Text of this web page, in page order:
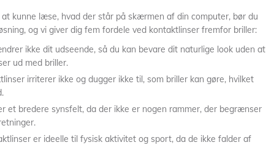
kunne læse, hvad der står på skærmen af din computer, bør du
og vi giver dig fem fordele ved kontaktlinser fremfor briller:
ikke dit udseende, så du kan bevare dit naturlige look uden at
ud med briller.
irriterer ikke og dugger ikke til, som briller kan gøre, hvilket
et bredere synsfelt, da der ikke er nogen rammer, der begrænser
er ideelle til fysisk aktivitet og sport, da de ikke falder af